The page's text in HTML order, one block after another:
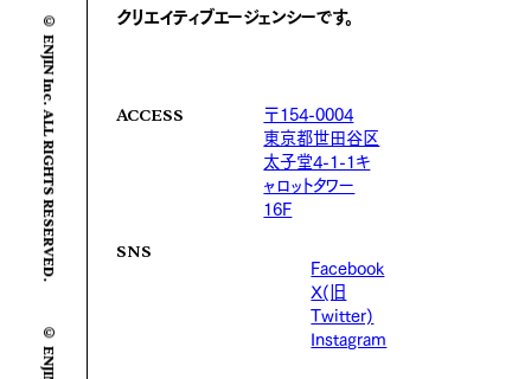
© ENJIN Inc. ALL RIGHTS RESERVED.
クリエイティブエージェンシーです。
ACCESS
〒154-0004
東京都世田谷区
太子堂4-1-1キ
ャロットタワー
16F
SNS
Facebook
X(旧
Twitter)
Instagram